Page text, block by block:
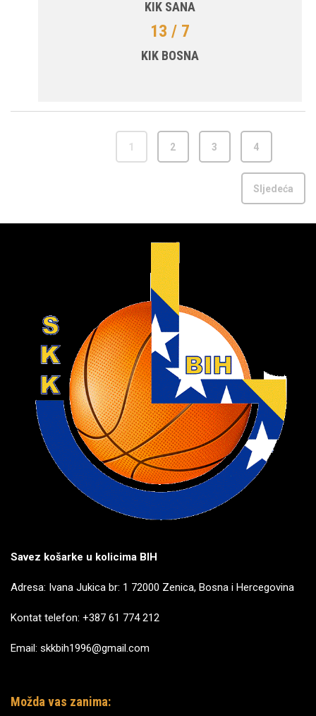
KIK SANA
13 / 7
KIK BOSNA
1 2 3 4
Sljedeća
Savez košarke u kolicima BIH
Adresa: Ivana Jukica br: 1 72000 Zenica, Bosna i Hercegovina
Kontat telefon: +387 61 774 212
Email: skkbih1996@gmail.com
Možda vas zanima: